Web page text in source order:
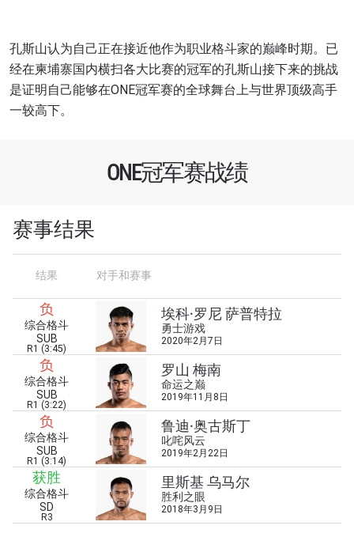
孔斯山认为自己正在接近他作为职业格斗家的巅峰时期。已
经在柬埔寨国内横扫各大比赛的冠军的孔斯山接下来的挑战
是证明自己能够在ONE冠军赛的全球舞台上与世界顶级高手
一较高下。
ONE冠军赛战绩
赛事结果
结果 对手和赛事
负
综合格斗
SUB
R1 (3:45)
埃科·罗尼 萨普特拉
勇士游戏
2020年2月7日
负
综合格斗
SUB
R1 (3:22)
罗山 梅南
命运之巅
2019年11月8日
负
综合格斗
SUB
R1 (3:14)
鲁迪·奥古斯丁
叱咤风云
2019年2月22日
获胜
综合格斗
SD
R3
里斯基 乌马尔
胜利之眼
2018年3月9日
对手
赛事
查看集锦
在任何地域观看ONE冠军赛，现在注册获得权限了
解最新资讯、解锁特别福利以及优先机遇获得直播
名字
订阅
提交此表格签署弹出免责声明，即表示您同意我们
的隐私政策，我们将收集、使用和披露您的信息。
您可以随时取消订阅这些信息。